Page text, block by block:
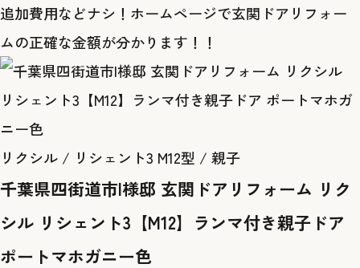
追加費用などナシ！ホームページで玄関ドアリフォー
ムの正確な金額が分かります！！
リクシル / リシェント3 M12型 / 親子
千葉県四街道市I様邸 玄関ドアリフォーム リク
シル リシェント3【M12】ランマ付き親子ドア
ポートマホガニー色